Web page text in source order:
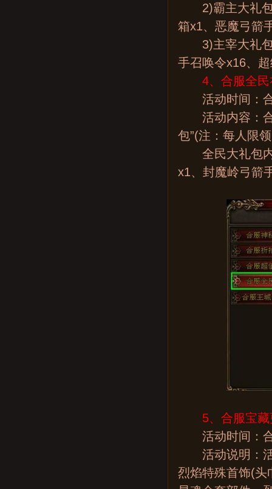
2)霸主大礼包
箱x1、恶魔弓箭
3)主宰大礼包
手召唤令x16、
4、合服全民
活动时间：合
活动内容：合
包”(注：每人限
全民大礼包内
x1、封魔岭弓箭
5、 合服宝
活动时间：合
活动说明：活
烈焰特殊首饰(头